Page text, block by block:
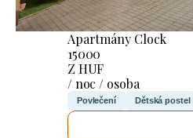
Apartmány Clock
15000
Z HUF
/ noc / osoba
Povlečení Dětská postel